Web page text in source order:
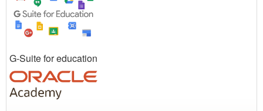
G-Suite for education